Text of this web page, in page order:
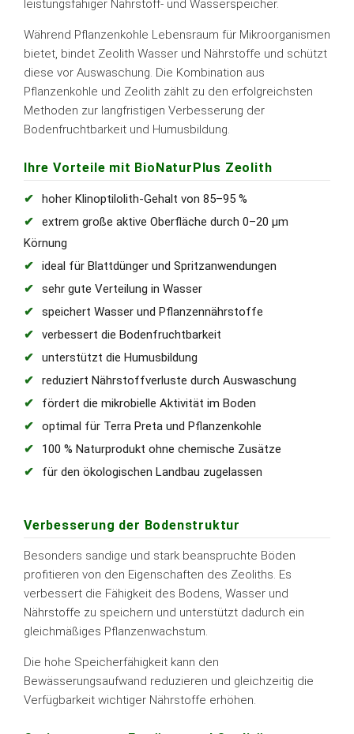
leistungsfähiger Nährstoff- und Wasserspeicher.
Während Pflanzenkohle Lebensraum für Mikroorganismen
bietet, bindet Zeolith Wasser und Nährstoffe und schützt
diese vor Auswaschung. Die Kombination aus
Pflanzenkohle und Zeolith zählt zu den erfolgreichsten
Methoden zur langfristigen Verbesserung der
Bodenfruchtbarkeit und Humusbildung.
Ihre Vorteile mit BioNaturPlus Zeolith
hoher Klinoptilolith-Gehalt von 85–95 %
extrem große aktive Oberfläche durch 0–20 µm
Körnung
ideal für Blattdünger und Spritzanwendungen
sehr gute Verteilung in Wasser
speichert Wasser und Pflanzennährstoffe
verbessert die Bodenfruchtbarkeit
unterstützt die Humusbildung
reduziert Nährstoffverluste durch Auswaschung
fördert die mikrobielle Aktivität im Boden
optimal für Terra Preta und Pflanzenkohle
100 % Naturprodukt ohne chemische Zusätze
für den ökologischen Landbau zugelassen
Verbesserung der Bodenstruktur
Besonders sandige und stark beanspruchte Böden
profitieren von den Eigenschaften des Zeoliths. Es
verbessert die Fähigkeit des Bodens, Wasser und
Nährstoffe zu speichern und unterstützt dadurch ein
gleichmäßiges Pflanzenwachstum.
Die hohe Speicherfähigkeit kann den
Bewässerungsaufwand reduzieren und gleichzeitig die
Verfügbarkeit wichtiger Nährstoffe erhöhen.